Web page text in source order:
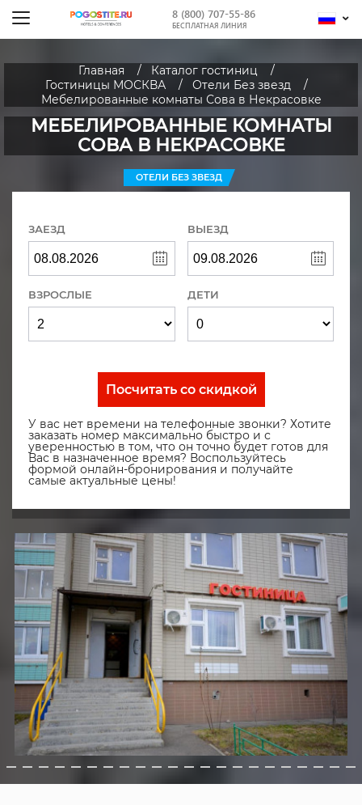
8 (800) 707-55-86
БЕСПЛАТНАЯ ЛИНИЯ
Главная
Каталог гостиниц
Гостиницы МОСКВА
Отели Без звезд
Мебелированные комнаты Сова в Некрасовке
МЕБЕЛИРОВАННЫЕ КОМНАТЫ
СОВА В НЕКРАСОВКЕ
ОТЕЛИ БЕЗ ЗВЕЗД
ЗАЕЗД ВЫЕЗД
ВЗРОСЛЫЕ ДЕТИ
Посчитать со скидкой
У вас нет времени на телефонные звонки? Хотите
заказать номер максимально быстро и с
уверенностью в том, что он точно будет готов для
Вас в назначенное время? Воспользуйтесь
формой онлайн-бронирования и получайте
самые актуальные цены!